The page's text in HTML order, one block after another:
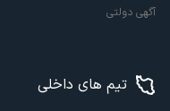
آگهی دولتی
تیم های داخلی